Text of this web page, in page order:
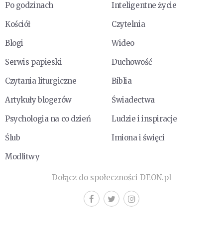
Po godzinach
Inteligentne życie
Kościół
Czytelnia
Blogi
Wideo
Serwis papieski
Duchowość
Czytania liturgiczne
Biblia
Artykuły blogerów
Świadectwa
Psychologia na co dzień
Ludzie i inspiracje
Ślub
Imiona i święci
Modlitwy
Dołącz do społeczności DEON.pl